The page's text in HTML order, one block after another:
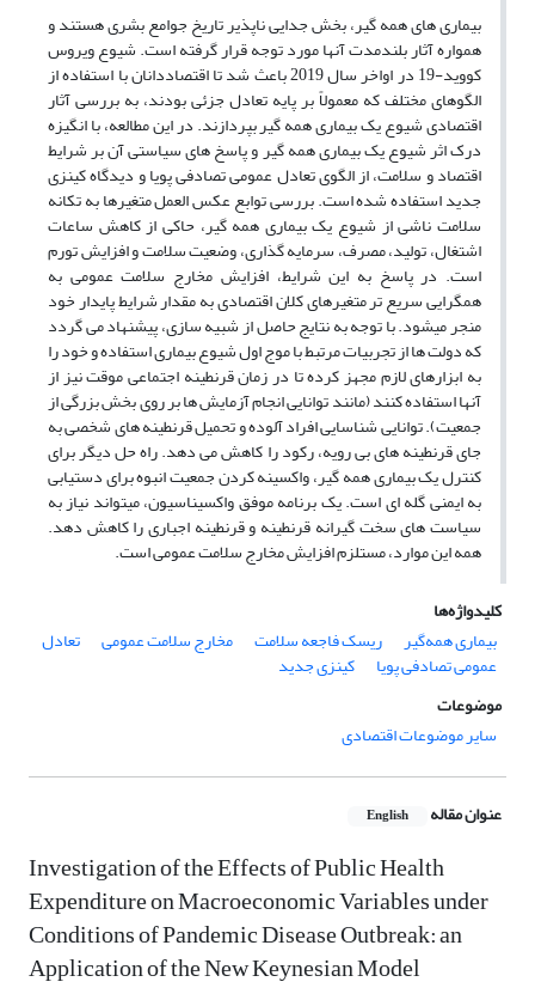
بیماری‏های همه‏گیر، بخش جدایی‏ناپذیر تاریخ جوامع بشری هستند و
همواره آثار بلندمدت آنها مورد توجه قرار گرفته است. شیوع ویروس
کووید-19 در اواخر سال 2019 باعث شد تا اقتصاددانان با استفاده از
الگوهای مختلف که معمولاً بر پایه تعادل جزئی بودند، به بررسی آثار
اقتصادی شیوع یک بیماری همه‏گیر بپردازند. در این مطالعه، با انگیزه
درک اثر شیوع یک بیماری همه‏گیر و پاسخ‏های سیاستی آن بر شرایط
اقتصاد و سلامت، از الگوی تعادل عمومی تصادفی پویا و دیدگاه کینزی‏
جدید استفاده شده است. بررسی توابع عکس‏العمل متغیرها به تکانه
سلامت ناشی از شیوع یک بیماری همه ‏گیر، حاکی از کاهش ساعات
اشتغال، تولید، مصرف، سرمایه‏گذاری، وضعیت سلامت و افزایش تورم
است. در پاسخ به این شرایط، افزایش مخارج سلامت عمومی به
همگرایی سریعتر متغیرهای کلان اقتصادی به مقدار شرایط پایدار خود
منجر می‏شود. با توجه به نتایج حاصل از شبیه‏سازی، پیشنهاد می‏گردد
که دولت‌ها از تجربیات مرتبط با موج اول شیوع بیماری استفاده و خود را
به ابزارهای لازم مجهز کرده تا در زمان قرنطینه اجتماعی موقت نیز از
آنها استفاده کنند (مانند توانایی انجام آزمایش‌ها بر روی بخش بزرگی از
جمعیت). توانایی شناسایی افراد آلوده و تحمیل قرنطینه‏های شخصی به
جای قرنطینه‏های بی‏رویه، رکود را کاهش می‏دهد. راه حل دیگر برای
کنترل یک بیماری همه‏گیر، واکسینه کردن جمعیت انبوه برای دستیابی
به ایمنی گله‏ای است. یک برنامه موفق واکسیناسیون، می‏تواند نیاز به
سیاست‏های سخت‏گیرانه قرنطینه و قرنطینه اجباری را کاهش دهد.
همه این موارد، مستلزم افزایش مخارج سلامت عمومی است.
کلیدواژه‌ها
بیماری همه‌گیر
ریسک فاجعه سلامت مخارج سلامت عمومی تعادل
عمومی تصادفی پویا
کینزی جدید
موضوعات
سایر موضوعات اقتصادی
عنوان مقاله English
Investigation of the Effects of Public Health
Expenditure on Macroeconomic Variables under
Conditions of Pandemic Disease Outbreak: an
Application of the New Keynesian Model